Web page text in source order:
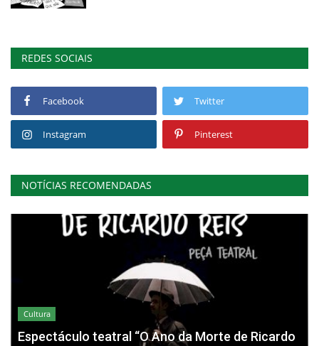
REDES SOCIAIS
Facebook Twitter
Instagram Pinterest
NOTÍCIAS RECOMENDADAS
Cultura
Espectáculo teatral “O Ano da Morte de Ricardo